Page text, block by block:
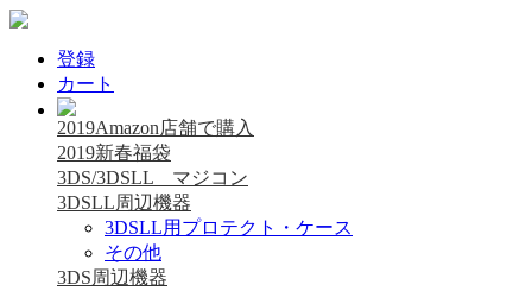
登録
カート
2019Amazon店舗で購入
2019新春福袋
3DS/3DSLL マジコン
3DSLL周辺機器
3DSLL用プロテクト・ケース
その他
3DS周辺機器